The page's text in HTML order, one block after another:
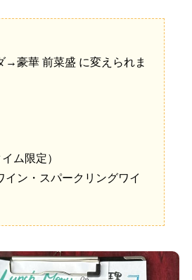
→豪華 前菜盛 に変えられま
ム限定）
イン・スパークリングワイ